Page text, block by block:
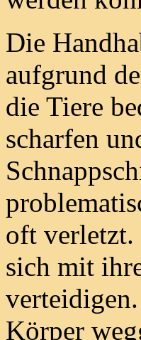
Die
aufgrund
die Tiere
scharfen
oft verletzt.
sich mit
Körper